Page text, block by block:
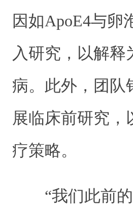
因如ApoE4与卵
入研究，以解释
病。此外，团队
展临床前研究
疗策略。
“我们此前的